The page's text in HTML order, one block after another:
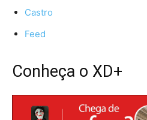
Castro
Feed
Conheça o XD+